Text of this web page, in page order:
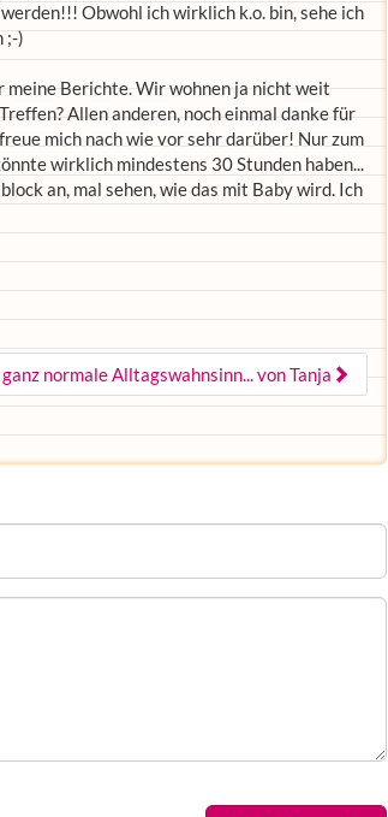
Obwohl ich wirklich k.o. bin, sehe ich
;-)
meine Berichte. Wir wohnen ja nicht weit
Allen anderen, noch einmal danke für
mich nach wie vor sehr darüber! Nur zum
wirklich mindestens 30 Stunden haben...
an, mal sehen, wie das mit Baby wird. Ich
normale Alltagswahnsinn... von Tanja